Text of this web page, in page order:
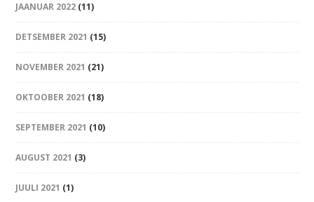
JAANUAR 2022 (11)
DETSEMBER 2021 (15)
NOVEMBER 2021 (21)
OKTOOBER 2021 (18)
SEPTEMBER 2021 (10)
AUGUST 2021 (3)
JUULI 2021 (1)